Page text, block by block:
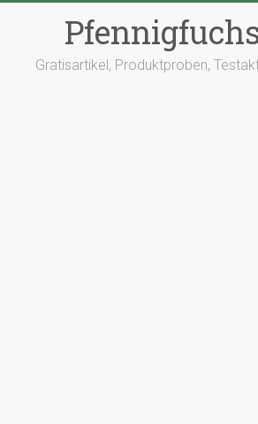
Gratisartikel, Produktproben,